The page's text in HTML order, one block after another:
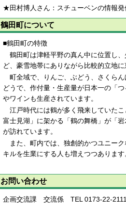
★田村博人さん：スチューベンの情報
鶴田町について
■鶴田町の特徴
鶴田町は津軽平野の真ん中に位置し
ど、豪雪地帯にありながら比較的立地に
町全域で、りんご、ぶどう、さくら
どうで、作付量・生産量が日本一の「
やワインも生産されています。
江戸時代には鶴が多く飛来していた
富士見湖」に架かる「鶴の舞橋」が「
が訪れています。
また、町内では、独創的かつユニー
キルを生業にする人も増えつつあります
お問い合わせ
企画交流課 交流係 TEL 0173-22-2111